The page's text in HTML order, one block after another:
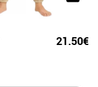
21.50€